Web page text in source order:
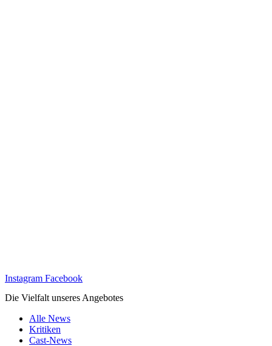
Instagram Facebook
Die Vielfalt unseres Angebotes
Alle News
Kritiken
Cast-News